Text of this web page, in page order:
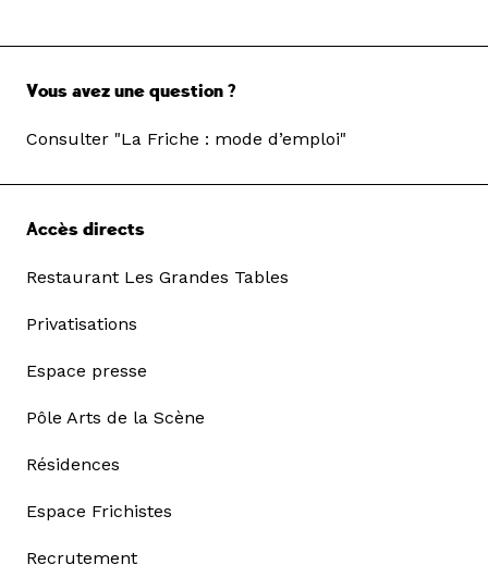
Vous avez une question ?
Consulter "La Friche : mode d’emploi"
Accès directs
Restaurant Les Grandes Tables
Privatisations
Espace presse
Pôle Arts de la Scène
Résidences
Espace Frichistes
Recrutement